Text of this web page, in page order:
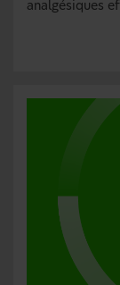
analgésiques